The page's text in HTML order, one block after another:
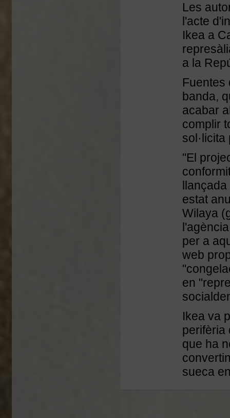
Les
l'acte
Ikea a
a la
Fuentes
banda,
acabar
complir
"El
estat
Wilaya
per a
web
en
Ikea va
perifèria
que ha
sueca